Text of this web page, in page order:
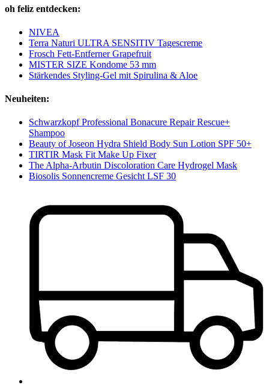
oh feliz entdecken:
NIVEA
Terra Naturi ULTRA SENSITIV Tagescreme
Frosch Fett-Entferner Grapefruit
MISTER SIZE Kondome 53 mm
Stärkendes Styling-Gel mit Spirulina & Aloe
Neuheiten:
Schwarzkopf Professional Bonacure Repair Rescue+
Shampoo
Beauty of Joseon Hydra Shield Body Sun Lotion SPF 50+
TIRTIR Mask Fit Make Up Fixer
The Alpha-Arbutin Discoloration Care Hydrogel Mask
Biosolis Sonnencreme Gesicht LSF 30